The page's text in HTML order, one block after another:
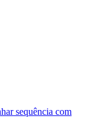
sequência com